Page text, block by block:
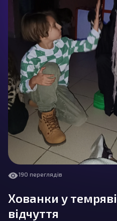
190 переглядів
Хованки у
відчуття